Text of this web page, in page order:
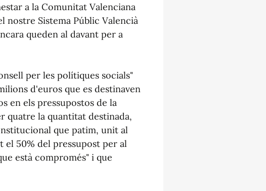
a la Comunitat Valenciana
nostre Sistema Públic Valencià
queden al davant per a
per les polítiques socials"
d'euros que es destinaven
en els pressupostos de la
quatre la quantitat destinada,
que patim, unit al
el 50% del pressupost per al
està compromés" i que